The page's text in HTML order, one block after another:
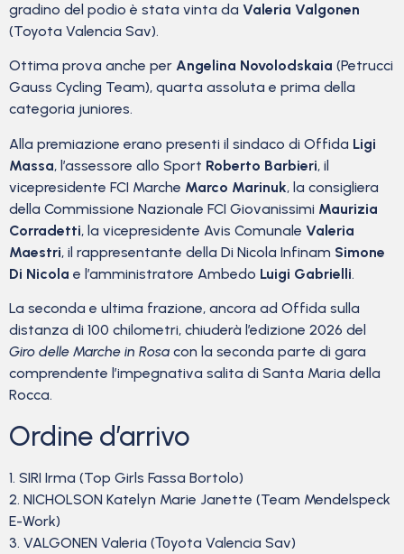
gradino del podio è stata vinta da Valeria Valgonen
(Toyota Valencia Sav).
Ottima prova anche per Angelina Novolodskaia (Petrucci
Gauss Cycling Team), quarta assoluta e prima della
categoria juniores.
Alla premiazione erano presenti il sindaco di Offida Ligi
Massa, l’assessore allo Sport Roberto Barbieri, il
vicepresidente FCI Marche Marco Marinuk, la consigliera
della Commissione Nazionale FCI Giovanissimi Maurizia
Corradetti, la vicepresidente Avis Comunale Valeria
Maestri, il rappresentante della Di Nicola Infinam Simone
Di Nicola e l’amministratore Ambedo Luigi Gabrielli.
La seconda e ultima frazione, ancora ad Offida sulla
distanza di 100 chilometri, chiuderà l’edizione 2026 del
Giro delle Marche in Rosa con la seconda parte di gara
comprendente l’impegnativa salita di Santa Maria della
Rocca.
Ordine d’arrivo
1‎. SIRI Irma (Top Girls Fassa Bortolo)
2‎. NICHOLSON Katelyn Marie Janette (Team Mendelspeck
E-Work)
3‎. VALGONEN Valeria (Τοyota Valencia Sav)